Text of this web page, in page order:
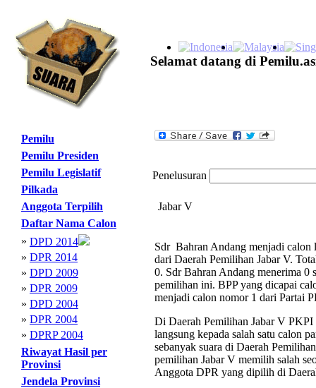
Selamat datang di
Pemilu
Pemilu Presiden
Pemilu Legislatif
Pilkada
Anggota Terpilih
Daftar Nama Calon
» DPD 2014
» DPR 2014
» DPD 2009
» DPR 2009
» DPD 2004
» DPR 2004
» DPRP 2004
Riwayat Hasil per
Provinsi
Jendela Provinsi
Penelusuran
Jabar V
Sdr Bahran Andang menjadi
dari Daerah Pemilihan Jabar V.
0. Sdr Bahran Andang menerima 0
pemilihan ini. BPP yang dicapai
menjadi calon nomor 1 dari Partai
Di Daerah Pemilihan Jabar V PKPI
langsung kepada salah satu calon
sebanyak suara di Daerah
pemilihan Jabar V memilih salah
Anggota DPR yang dipilih di